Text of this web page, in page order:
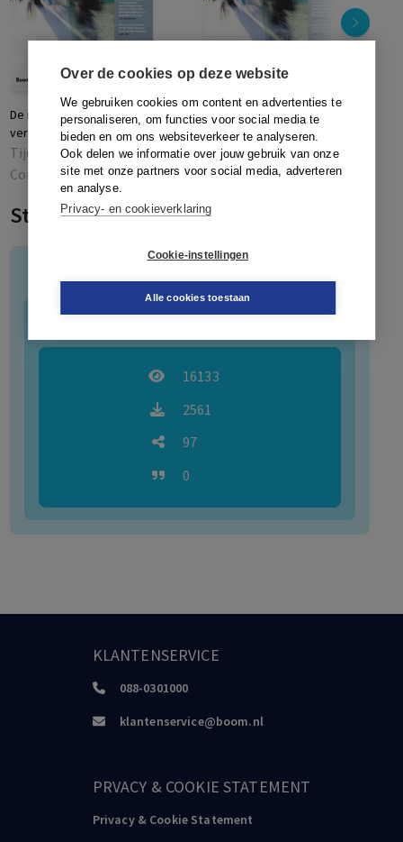
Over de cookies op deze website
We gebruiken cookies om content en advertenties te
personaliseren, om functies voor social media te
bieden en om ons websiteverkeer te analyseren.
Ook delen we informatie over jouw gebruik van onze
site met onze partners voor social media, adverteren
en analyse.
Privacy- en cookieverklaring
Cookie-instellingen
Alle cookies toestaan
Statistieken
16133
2561
97
0
De rechtsstatelijke toets
verkiezingsprogramma’s:...
Tijdschrift voor
Constitutioneel Recht
Constitutionele toetsing
vanuit artikel 23 Grondwet
Tijdschrift voor
Constitutioneel Recht
T.G. Geul. Ook voor auteursrichtlijnen kunt u bij haar
terecht viainfo@mata-biak.nl
KLANTENSERVICE
088-0301000
klantenservice@boom.nl
PRVACY & COOKIE STATEMENT
Privacy & Cookie Statement